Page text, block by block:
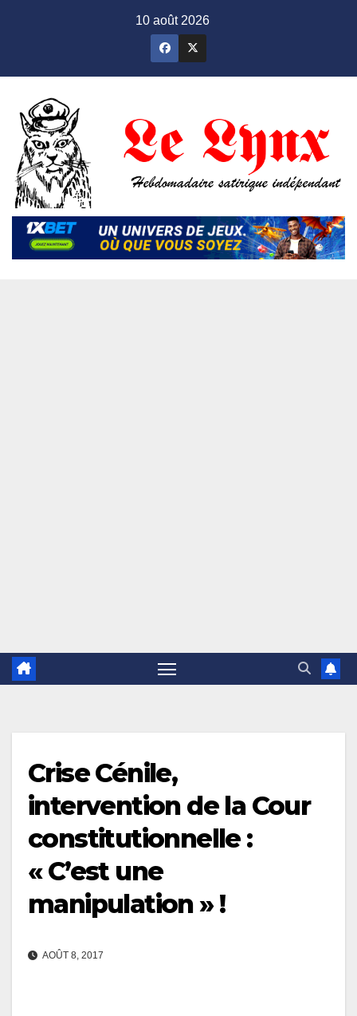
10 août 2026
Crise Cénile,
intervention de la Cour
constitutionnelle :
« C’est une
manipulation » !
AOÛT 8, 2017